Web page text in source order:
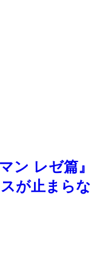
ン レゼ篇』
が止まらな